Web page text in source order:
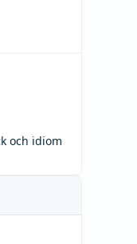
och idiom